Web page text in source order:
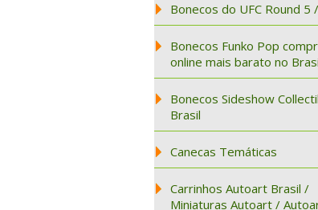
Bonecos do UFC Round 5
Bonecos Funko Pop
online mais barato no
Bonecos Sideshow
Brasil
Canecas Temáticas
Carrinhos Autoart Brasil /
Miniaturas Autoart /